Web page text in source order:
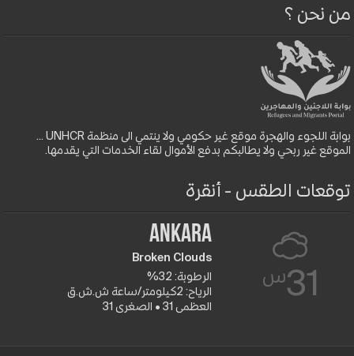
من نحن ؟
بوابة اللجوء والهجرة موقع غير حكومي ولا ينتمي الى منظمة UNHCR ...
الموقع غير ربحي ولا يطالبكم بدفع الأموال لقاء الخدمات التي يقدمها.
توقعات الطقس - أنقرة
31س
Ankara
Broken Clouds
الرطوبة: 32%
الرياح: 2كيلومتر/ساعة ش.ش.ق‎
العظمى 31 • الصغرى 31